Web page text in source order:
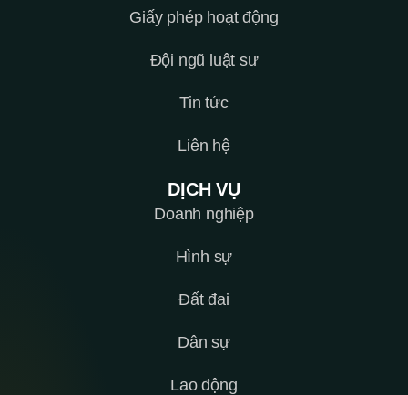
Giấy phép hoạt động
Đội ngũ luật sư
Tin tức
Liên hệ
DỊCH VỤ
Doanh nghiệp
Hình sự
Đất đai
Dân sự
Lao động